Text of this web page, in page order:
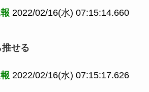
2022/02/16(水) 07:15:14.660
せる
2022/02/16(水) 07:15:17.626